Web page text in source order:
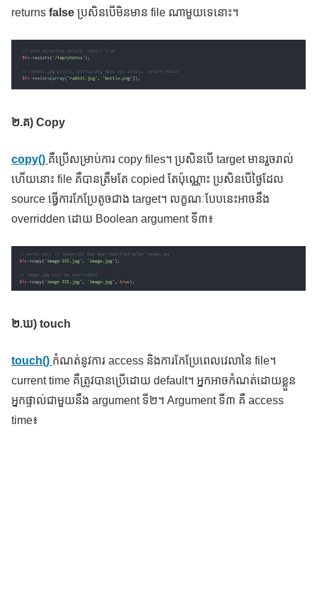
returns false ប្រសិនបើមិនមាន file ណាមួយទេនោះ។
២.គ) Copy
copy() គឺប្រើសម្រាប់ការ copy files។ ប្រសិនបើ target មានរួចរាល់
ហើយនោះ file គឺបានត្រឹមតែ copied តែប៉ុណ្ណោះ ប្រសិនបើថ្ងៃដែល
source ធ្វើការកែប្រែតូចជាង target។ លក្ខណៈបែបនេះអាចនឹង
overridden ដោយ Boolean argument ទី៣៖
២.ឃ) touch
touch() កំណត់នូវការ access និងការកែប្រែពេលវេលានៃ file។
current time គឺត្រូវបានប្រើដោយ default។ អ្នកអាចកំណត់ដោយខ្លួន
អ្នកផ្ទាល់ជាមួយនឹង argument ទី២។ Argument ទី៣ គឺ access
time៖